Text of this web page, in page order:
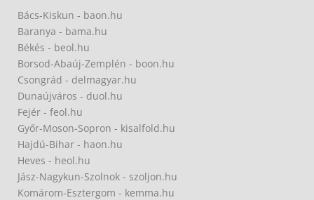
Bács-Kiskun - baon.hu
Baranya - bama.hu
Békés - beol.hu
Borsod-Abaúj-Zemplén - boon.hu
Csongrád - delmagyar.hu
Dunaújváros - duol.hu
Fejér - feol.hu
Győr-Moson-Sopron - kisalfold.hu
Hajdú-Bihar - haon.hu
Heves - heol.hu
Jász-Nagykun-Szolnok - szoljon.hu
Komárom-Esztergom - kemma.hu